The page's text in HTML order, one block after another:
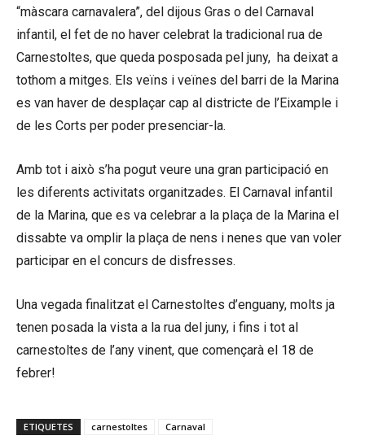
“màscara carnavalera”, del dijous Gras o del Carnaval
infantil, el fet de no haver celebrat la tradicional rua de
Carnestoltes, que queda posposada pel juny, ha deixat a
tothom a mitges. Els veïns i veïnes del barri de la Marina
es van haver de desplaçar cap al districte de l’Eixample i
de les Corts per poder presenciar-la.
Amb tot i això s’ha pogut veure una gran participació en
les diferents activitats organitzades. El Carnaval infantil
de la Marina, que es va celebrar a la plaça de la Marina el
dissabte va omplir la plaça de nens i nenes que van voler
participar en el concurs de disfresses.
Una vegada finalitzat el Carnestoltes d’enguany, molts ja
tenen posada la vista a la rua del juny, i fins i tot al
carnestoltes de l’any vinent, que començarà el 18 de
febrer!
ETIQUETES carnestoltes Carnaval